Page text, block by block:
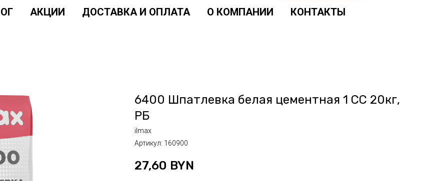
АКЦИИ ДОСТАВКА И ОПЛАТА О КОМПАНИИ КОНТАКТЫ
6400 Шпатлевка белая цементная 1 СС 20кг,
РБ
ilmax
Артикул: 160900
27,60 BYN